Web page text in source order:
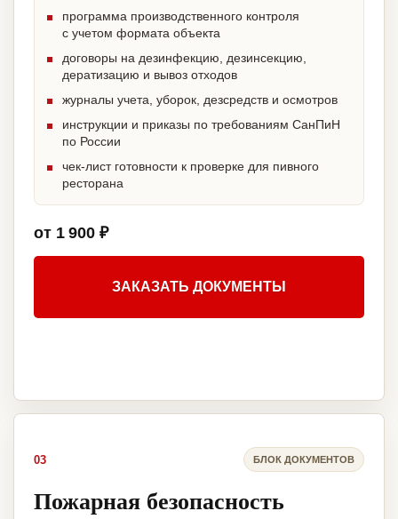
программа производственного контроля
с учетом формата объекта
договоры на дезинфекцию, дезинсекцию,
дератизацию и вывоз отходов
журналы учета, уборок, дезсредств и осмотров
инструкции и приказы по требованиям СанПиН
по России
чек-лист готовности к проверке для пивного
ресторана
от 1 900 ₽
ЗАКАЗАТЬ ДОКУМЕНТЫ
03 БЛОК ДОКУМЕНТОВ
Пожарная безопасность